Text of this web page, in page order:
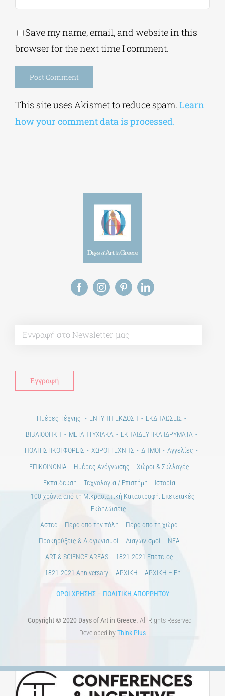
Save my name, email, and website in this
browser for the next time I comment.
This site uses Akismet to reduce spam. Learn
how your comment data is processed.
Ημέρες Τέχνης ΕΝΤΥΠΗ ΕΚΔΟΣΗ
ΕΚΔΗΛΩΣΕΙΣ
ΒΙΒΛΙΟΘΗΚΗ
ΜΕΤΑΠΤΥΧΙΑΚΑ
ΕΚΠΑΙΔΕΥΤΙΚΑ ΙΔΡΥΜΑΤΑ
ΠΟΛΙΤΙΣΤΙΚΟΙ ΦΟΡΕΙΣ
ΧΩΡΟΙ ΤΕΧΝΗΣ ΔΗΜΟΙ
Αγγελίες
ΕΠΙΚΟΙΝΩΝΙΑ
Ημέρες Ανάγνωσης
Χώροι & Συλλογές
Εκπαίδευση
Τεχνολογία / Επιστήμη
Ιστορία
100 χρόνια από τη Μικρασιατική Καταστροφή. Επετειακές
Εκδηλώσεις.
Άστεα
Πέρα από την πόλη
Πέρα από τη χώρα
Προκηρύξεις & Διαγωνισμοί
Διαγωνισμοί
ΝΕΑ
ART & SCIENCE AREAS
1821-2021 Επέτειος
1821-2021 Anniversary
ΑΡΧΙΚΗ ΑΡΧΙΚΗ – En
ΟΡΟΙ ΧΡΗΣΗΣ– ΠΟΛΙΤΙΚΗ ΑΠΟΡΡΗΤΟΥ
Copyright © 2020 Days of Art in Greece. All Rights Reserved –
Developed byThink Plus